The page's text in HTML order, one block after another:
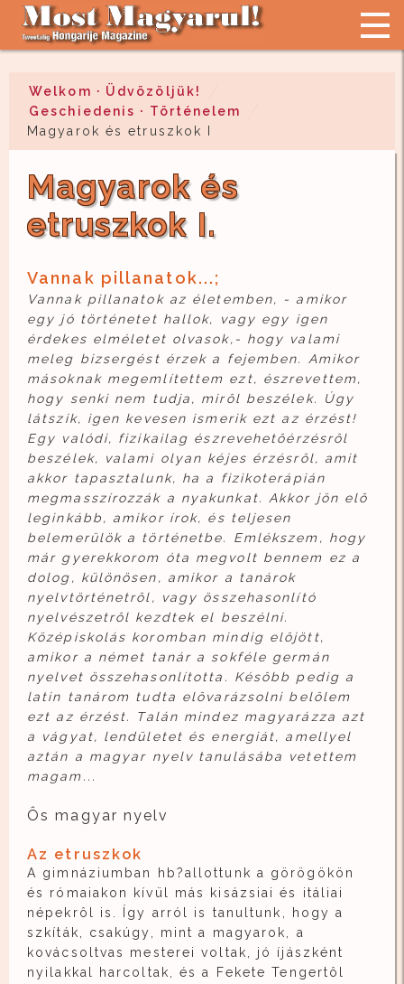
Welkom · Üdvözöljük!
Geschiedenis · Történelem
Magyarok és etruszkok I
Magyarok és
etruszkok I.
Vannak pillanatok...;
Vannak pillanatok az életemben, - amikor
egy jó történetet hallok, vagy egy igen
érdekes elméletet olvasok,- hogy valami
meleg bizsergést érzek a fejemben. Amikor
másoknak megemlítettem ezt, észrevettem,
hogy senki nem tudja, mirôl beszélek. Úgy
látszik, igen kevesen ismerik ezt az érzést!
Egy valódi, fizikailag észrevehetôérzésrôl
beszélek, valami olyan kéjes érzésrôl, amit
akkor tapasztalunk, ha a fizikoterápián
megmasszírozzák a nyakunkat. Akkor jön elô
leginkább, amikor írok, és teljesen
belemerülök a történetbe. Emlékszem, hogy
már gyerekkorom óta megvolt bennem ez a
dolog, különösen, amikor a tanárok
nyelvtörténetrôl, vagy összehasonlító
nyelvészetrôl kezdtek el beszélni.
Középiskolás koromban mindig elôjött,
amikor a német tanár a sokféle germán
nyelvet összehasonlította. Késôbb pedig a
latin tanárom tudta elôvarázsolni belôlem
ezt az érzést. Talán mindez magyarázza azt
a vágyat, lendületet és energiát, amellyel
aztán a magyar nyelv tanulásába vetettem
magam...
Ôs magyar nyelv
Az etruszkok
A gimnáziumban hb?allottunk a görögökön
és rómaiakon kívül más kisázsiai és itáliai
népekrôl is. Így arról is tanultunk, hogy a
szkíták, csakúgy, mint a magyarok, a
kovácsoltvas mesterei voltak, jó íjászként
nyilakkal harcoltak, és a Fekete Tengertôl